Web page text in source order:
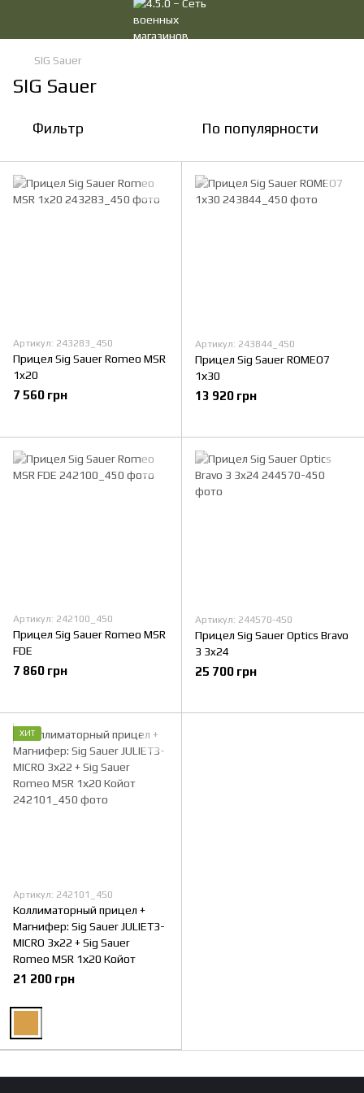
SIG Sauer
SIG Sauer
Фильтр По популярности
Артикул: 243283_450
Прицел Sig Sauer Romeo MSR
1x20
7 560 грн
Артикул: 243844_450
Прицел Sig Sauer ROMEO7
1х30
13 920 грн
Артикул: 242100_450
Прицел Sig Sauer Romeo MSR
FDE
7 860 грн
Артикул: 244570-450
Прицел Sig Sauer Optics Bravo
3 3x24
25 700 грн
ХИТ
Артикул: 242101_450
Коллиматорный прицел +
Магнифер: Sig Sauer JULIET3-
MICRO 3х22 + Sig Sauer
Romeo MSR 1х20 Койот
21 200 грн